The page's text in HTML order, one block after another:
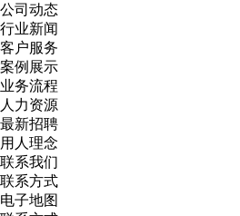
公司动态
行业新闻
客户服务
案例展示
业务流程
人力资源
最新招聘
用人理念
联系我们
联系方式
电子地图